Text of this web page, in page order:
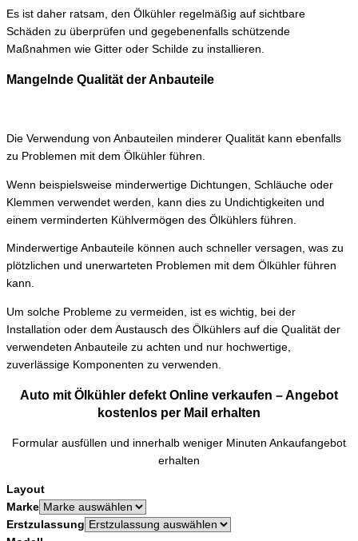
Es ist daher ratsam, den Ölkühler regelmäßig auf sichtbare
Schäden zu überprüfen und gegebenenfalls schützende
Maßnahmen wie Gitter oder Schilde zu installieren.
Mangelnde Qualität der Anbauteile
Die Verwendung von Anbauteilen minderer Qualität kann ebenfalls
zu Problemen mit dem Ölkühler führen.
Wenn beispielsweise minderwertige Dichtungen, Schläuche oder
Klemmen verwendet werden, kann dies zu Undichtigkeiten und
einem verminderten Kühlvermögen des Ölkühlers führen.
Minderwertige Anbauteile können auch schneller versagen, was zu
plötzlichen und unerwarteten Problemen mit dem Ölkühler führen
kann.
Um solche Probleme zu vermeiden, ist es wichtig, bei der
Installation oder dem Austausch des Ölkühlers auf die Qualität der
verwendeten Anbauteile zu achten und nur hochwertige,
zuverlässige Komponenten zu verwenden.
Auto mit Ölkühler defekt Online verkaufen – Angebot
kostenlos per Mail erhalten
Formular ausfüllen und innerhalb weniger Minuten Ankaufangebot
erhalten
Layout
Marke
Erstzulassung